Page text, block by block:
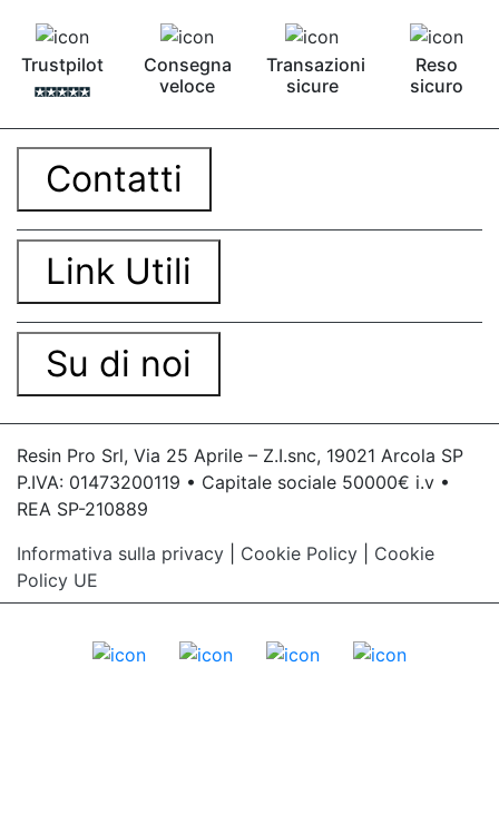
Trustpilot
Consegna
veloce
Transazioni
sicure
Reso
sicuro
Contatti
Link Utili
Su di noi
Resin Pro Srl, Via 25 Aprile – Z.I.snc, 19021 Arcola SP
P.IVA: 01473200119 • Capitale sociale 50000€ i.v •
REA SP-210889
Informativa sulla privacy
Cookie Policy
Cookie
Policy UE